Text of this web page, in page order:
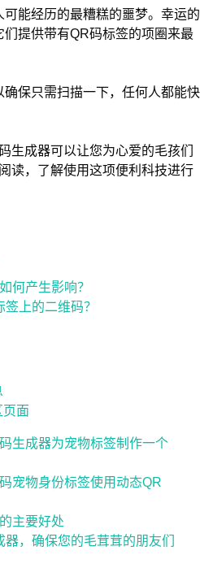
能经历的最糟糕的噩梦。幸运的
提供带有QR码标签的项圈来最
确保只需扫描一下，任何人都能快
生成器可以让您为心爱的毛孩们
读，了解使用这项便利科技进行
何产生影响？
上的二维码？
页面
生成器为宠物标签制作一个
宠物身份标签使用动态QR
主要好处
，确保您的毛茸茸的朋友们